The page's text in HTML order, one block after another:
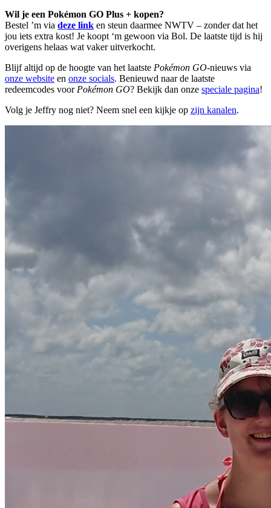
Wil je een Pokémon GO Plus + kopen?
Bestel ’m via deze link en steun daarmee NWTV – zonder dat het
jou iets extra kost! Je koopt ‘m gewoon via Bol. De laatste tijd is hij
overigens helaas wat vaker uitverkocht.
Blijf altijd op de hoogte van het laatste Pokémon GO-nieuws via
onze website en onze socials. Benieuwd naar de laatste
redeemcodes voor Pokémon GO? Bekijk dan onze speciale pagina!
Volg je Jeffry nog niet? Neem snel een kijkje op zijn kanalen.